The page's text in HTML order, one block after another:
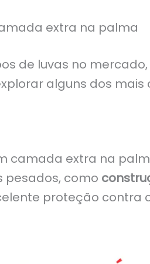
extra na palma
de luvas no
alguns dos mais
camada extra na
pesados, como
proteção contra